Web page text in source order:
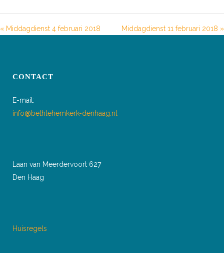
« Middagdienst 4 februari 2018 Middagdienst 11 februari 2018 »
CONTACT
E-mail:
info@bethlehemkerk-denhaag.nl
Laan van Meerdervoort 627
Den Haag
Huisregels